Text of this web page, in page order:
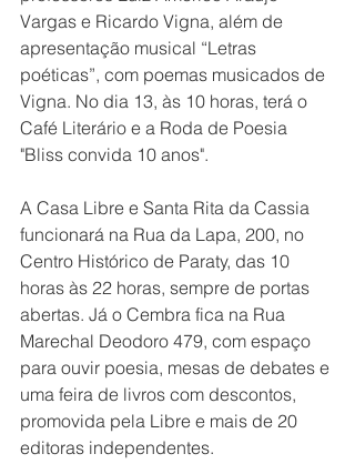
Vargas e Ricardo Vigna, além de
apresentação musical “Letras
poéticas”, com poemas musicados de
Vigna. No dia 13, às 10 horas, terá o
Café Literário e a Roda de Poesia
"Bliss convida 10 anos".
A Casa Libre e Santa Rita da Cassia
funcionará na Rua da Lapa, 200, no
Centro Histórico de Paraty, das 10
horas às 22 horas, sempre de portas
abertas. Já o Cembra fica na Rua
Marechal Deodoro 479, com espaço
para ouvir poesia, mesas de debates e
uma feira de livros com descontos,
promovida pela Libre e mais de 20
editoras independentes.